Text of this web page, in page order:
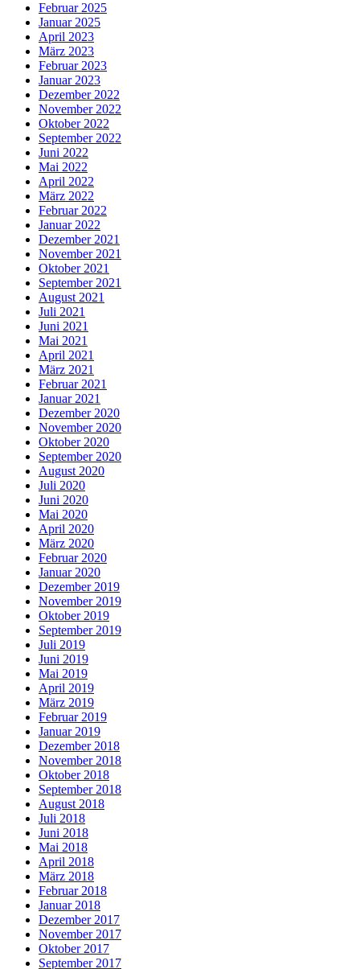
Februar 2025
Januar 2025
April 2023
März 2023
Februar 2023
Januar 2023
Dezember 2022
November 2022
Oktober 2022
September 2022
Juni 2022
Mai 2022
April 2022
März 2022
Februar 2022
Januar 2022
Dezember 2021
November 2021
Oktober 2021
September 2021
August 2021
Juli 2021
Juni 2021
Mai 2021
April 2021
März 2021
Februar 2021
Januar 2021
Dezember 2020
November 2020
Oktober 2020
September 2020
August 2020
Juli 2020
Juni 2020
Mai 2020
April 2020
März 2020
Februar 2020
Januar 2020
Dezember 2019
November 2019
Oktober 2019
September 2019
Juli 2019
Juni 2019
Mai 2019
April 2019
März 2019
Februar 2019
Januar 2019
Dezember 2018
November 2018
Oktober 2018
September 2018
August 2018
Juli 2018
Juni 2018
Mai 2018
April 2018
März 2018
Februar 2018
Januar 2018
Dezember 2017
November 2017
Oktober 2017
September 2017